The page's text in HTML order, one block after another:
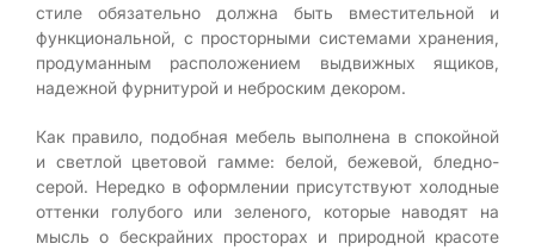
стиле обязательно должна быть вместительной и
функциональной, с просторными системами хранения,
продуманным расположением выдвижных ящиков,
надежной фурнитурой и неброским декором.
Как правило, подобная мебель выполнена в спокойной
и светлой цветовой гамме: белой, бежевой, бледно-
серой. Нередко в оформлении присутствуют холодные
оттенки голубого или зеленого, которые наводят на
мысль о бескрайних просторах и природной красоте